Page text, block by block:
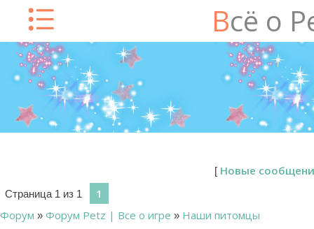
Всё о
[ Новые
Страница 1 из 1
1
Форум » Форум Petz | Все о игре » Наши питомцы